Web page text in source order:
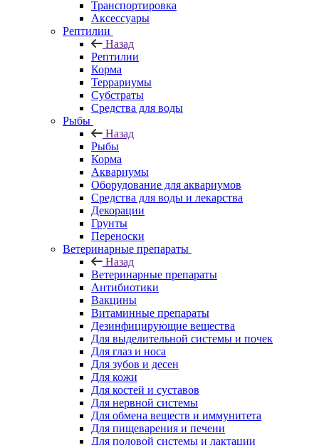
Транспортировка
Аксессуары
Рептилии
Назад
Рептилии
Корма
Террариумы
Субстраты
Средства для воды
Рыбы
Назад
Рыбы
Корма
Аквариумы
Оборудование для аквариумов
Средства для воды и лекарства
Декорации
Грунты
Переноски
Ветеринарные препараты
Назад
Ветеринарные препараты
Антибиотики
Вакцины
Витаминные препараты
Дезинфицирующие вещества
Для выделительной системы и почек
Для глаз и носа
Для зубов и десен
Для кожи
Для костей и суставов
Для нервной системы
Для обмена веществ и иммунитета
Для пищеварения и печени
Для половой системы и лактации